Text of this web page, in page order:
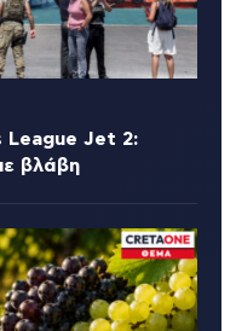
League Jet 2:
βλάβη